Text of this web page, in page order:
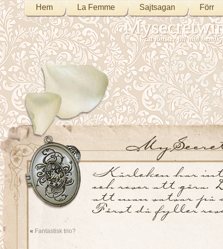
Hem La Femme Sajtsagan Förr
Ett fönster till min
« Fantastisk trio?